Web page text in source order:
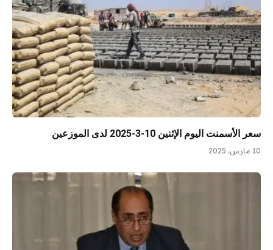
سعر الأسمنت اليوم الإثنين 10-3-2025 لدى الموزعين
10 مارس، 2025